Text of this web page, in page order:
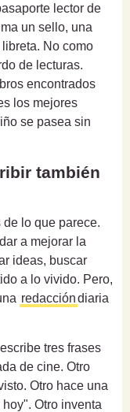
lector de
un sello, una
No como
de lecturas.
encontrados
los mejores
se pasea sin
también
de lo que parece.
a mejorar la
ideas, buscar
a lo vivido. Pero,
redaccióndiaria
tres frases
de cine. Otro
Otro hace una
Otro inventa